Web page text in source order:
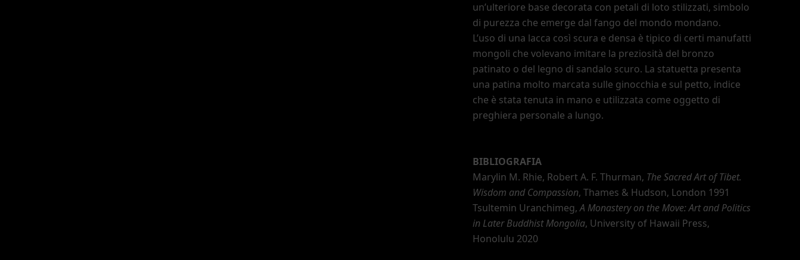
un’ulteriore base decorata con petali di loto stilizzati, simbolo
di purezza che emerge dal fango del mondo mondano.
L’uso di una lacca così scura e densa è tipico di certi manufatti
mongoli che volevano imitare la preziosità del bronzo
patinato o del legno di sandalo scuro. La statuetta presenta
una patina molto marcata sulle ginocchia e sul petto, indice
che è stata tenuta in mano e utilizzata come oggetto di
preghiera personale a lungo.
BIBLIOGRAFIA
Marylin M. Rhie, Robert A. F. Thurman, The Sacred Art of Tibet.
Wisdom and Compassion, Thames & Hudson, London 1991
Tsultemin Uranchimeg,A Monastery on the Move: Art and Politics
in Later Buddhist Mongolia, University of Hawaii Press,
Honolulu 2020